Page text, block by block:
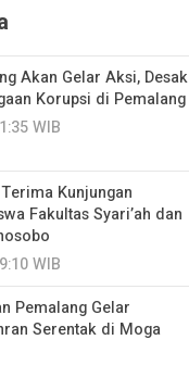
Akan Gelar Aksi, Desak
Korupsi di Pemalang
WIB
Kunjungan
Fakultas Syari’ah dan
WIB
Pemalang Gelar
Serentak di Moga